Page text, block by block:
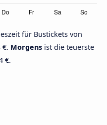
für Bustickets von
€. Morgens ist die teuerste
€.